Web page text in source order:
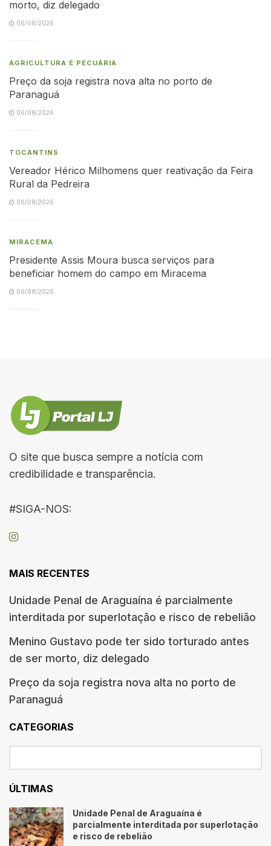
morto, diz delegado
06/08/2026
AGRICULTURA E PECUÁRIA
Preço da soja registra nova alta no porto de
Paranaguá
06/08/2026
TOCANTINS
Vereador Hérico Milhomens quer reativação da Feira
Rural da Pedreira
06/08/2026
MIRACEMA
Presidente Assis Moura busca serviços para
beneficiar homem do campo em Miracema
06/08/2026
O site que busca sempre a notícia com
credibilidade e transparência.
#SIGA-NOS:
MAIS RECENTES
Unidade Penal de Araguaína é parcialmente
interditada por superlotação e risco de rebelião
Menino Gustavo pode ter sido torturado antes
de ser morto, diz delegado
Preço da soja registra nova alta no porto de
Paranaguá
CATEGORIAS
ÚLTIMAS
Unidade Penal de Araguaína é
parcialmente interditada por superlotação
e risco de rebelião